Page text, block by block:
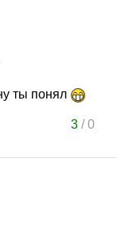
ты понял
3/0